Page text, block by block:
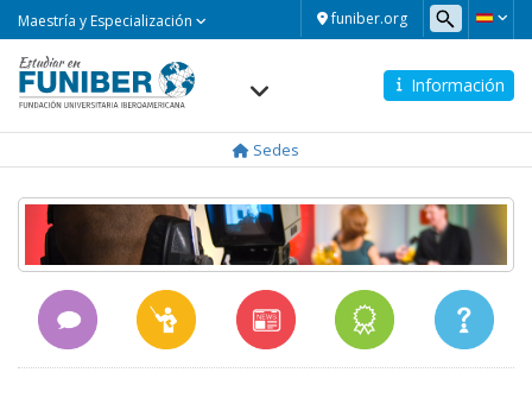
funiber.org
Maestría y Especialización
Información
Sedes